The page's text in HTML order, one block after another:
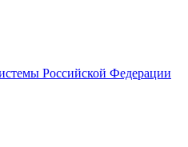
Российской Федерации